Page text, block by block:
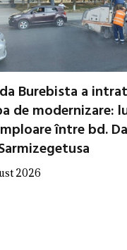
Burebista a
de modernizare:
între bd.
2026